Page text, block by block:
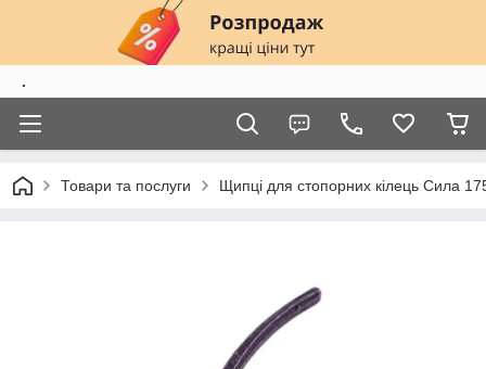
.
Товари та послуги Щипці для стопорних кілець Сила